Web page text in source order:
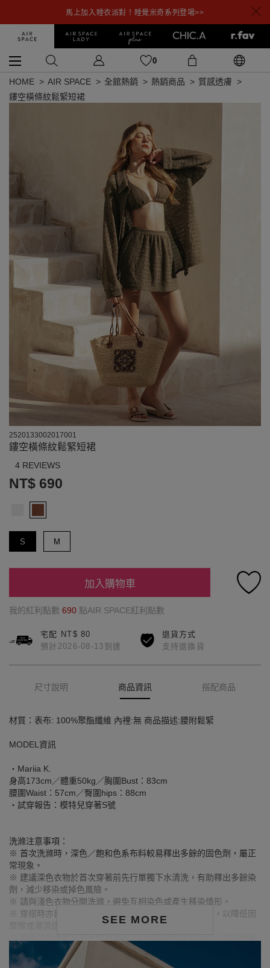
馬上加入睡衣派對！睡覺米奇系列登場>>
0
HOME AIR SPACE 全館熱銷 熱銷商品
質感透膚
鏤空橫條紋鬆緊短裙
2520133002017001
鏤空橫條紋鬆緊短裙
4 REVIEWS
NT$ 690
S M
加入購物車
我的紅利點數 690 點AIR SPACE紅利點數
宅配 NT$ 80
預計2026-08-13到達
退貨方式
支持退換貨
尺寸說明 商品資訊 搭配商品
SEE MORE
材質：表布: 100%聚酯纖維 內裡:無 商品描述:腰附鬆緊
MODEL資訊
‧Mariia K.
身高173cm／體重50kg／胸圍Bust：83cm
腰圍Waist：57cm／臀圍hips：88cm
‧試穿報告：模特兒穿著S號
洗滌注意事項：
※ 首次洗滌時，深色／飽和色系布料較易釋出多餘的固色劑，屬正
常現象。
※ 建議深色衣物於首次穿著前先行單獨下水清洗，有助釋出多餘染
劑，減少移染或掉色風險。
※ 請與淺色衣物分開洗滌，避免互相染色或產生移染情形。
※ 穿搭時亦建議避免與淺色配件、包款、飾品一同使用，以降低因
摩擦或潮濕造成染色的可能性。
設定差異略有不同，請以實際商品顏色為準。